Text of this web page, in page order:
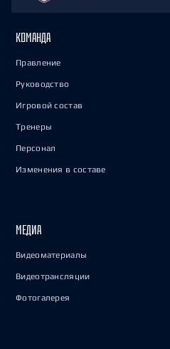
КОМАНДА
Правление
Руководство
Игровой состав
Тренеры
Персонал
Изменения в составе
МЕДИА
Видеоматериалы
Видеотрансляции
Фотогалерея